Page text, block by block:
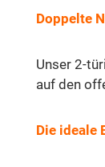
Doppelte
Unser 2-
auf den
Die ideale